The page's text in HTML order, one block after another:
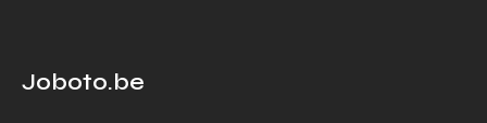
Joboto.be